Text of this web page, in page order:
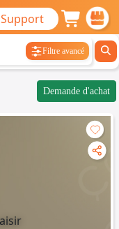
Support
Filtre avancé
Demande d'achat